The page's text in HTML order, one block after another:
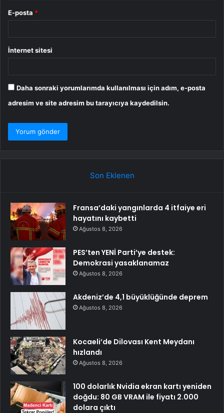
E-posta *
İnternet sitesi
Daha sonraki yorumlarımda kullanılması için adım, e-posta
adresim ve site adresim bu tarayıcıya kaydedilsin.
Son Eklenen
Fransa’daki yangınlarda 4 itfaiye eri
hayatını kaybetti
Ağustos 8, 2026
PES’ten YENİ Parti’ye destek:
Demokrasi yasaklanamaz
Ağustos 8, 2026
Akdeniz’de 4,1 büyüklüğünde deprem
Ağustos 8, 2026
Kocaeli’de Dilovası Kent Meydanı
hızlandı
Ağustos 8, 2026
100 dolarlık Nvidia ekran kartı yeniden
doğdu: 80 GB VRAM ile fiyatı 2.000
dolara çıktı